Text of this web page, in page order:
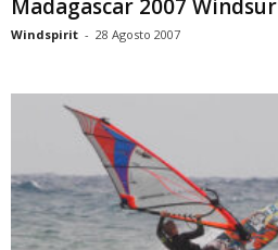
Madagascar 2007
Windspirit - 28 Agosto 2007